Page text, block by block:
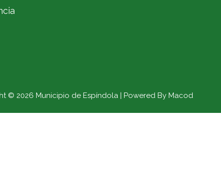
© 2026 Municipio de Espíndola | Powered By Macod